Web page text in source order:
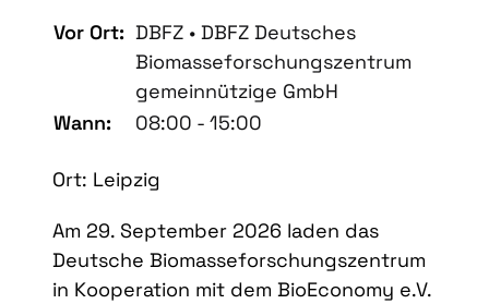
Vor Ort: DBFZ • DBFZ Deutsches
Biomasseforschungszentrum
gemeinnützige GmbH
Wann:
08:00 - 15:00
Ort: Leipzig
Am 29. September 2026 laden das
Deutsche Biomasseforschungszentrum
in Kooperation mit dem BioEconomy e.V.